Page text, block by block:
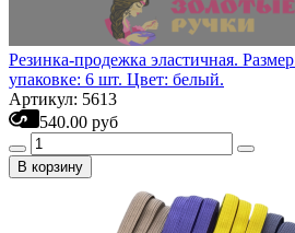
Резинка-продежка эластичная.
упаковке: 6 шт. Цвет: белый.
Артикул: 5613
540.00 руб
В корзину